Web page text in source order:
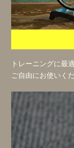
トレーニングに最
ご自由にお使いくだ